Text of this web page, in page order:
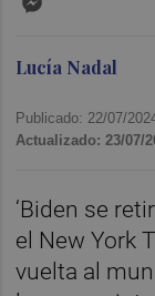
Lucía Nadal
Publicado: 22/07/
Actualizado: 23/07/
‘Biden se
el New York
vuelta al